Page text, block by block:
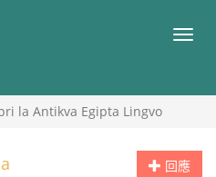
目
la Antikva Egipta Lingvo
回應